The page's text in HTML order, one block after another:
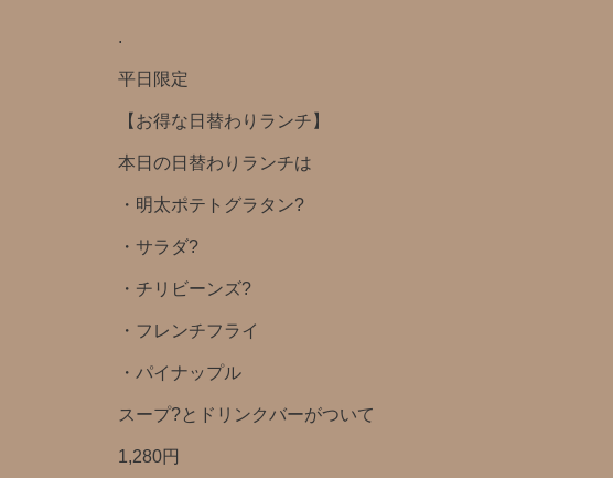
.
平日限定️
【お得な日替わりランチ】
本日の日替わりランチは
・明太ポテトグラタン?
・サラダ?
・チリビーンズ?
・フレンチフライ
・パイナップル
スープ?とドリンクバー️がついて
1,280円️